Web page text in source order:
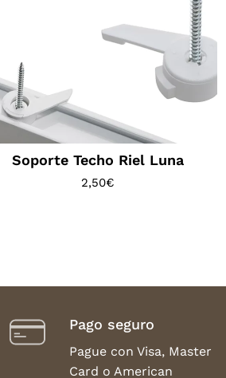
Soporte Techo Riel Luna
2,50€
Pago seguro
Pague con Visa, Master
Card o American